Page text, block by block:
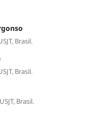
Brasil.
Brasil.
Brasil.